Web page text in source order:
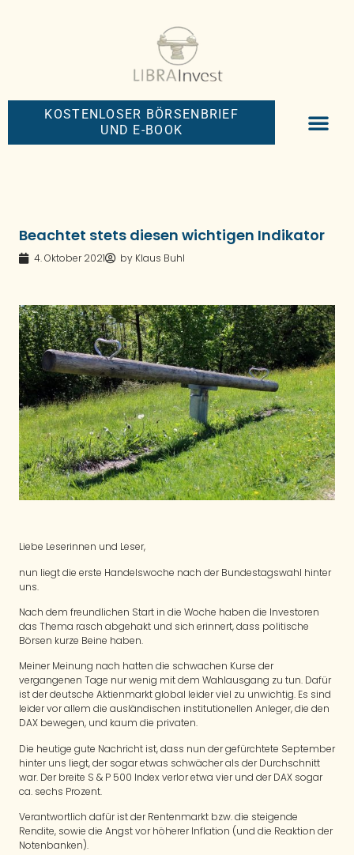
KOSTENLOSER BÖRSENBRIEF
UND E-BOOK
Beachtet stets diesen wichtigen Indikator
4. Oktober 2021 by Klaus Buhl
Liebe Leserinnen und Leser,
nun liegt die erste Handelswoche nach der Bundestagswahl hinter
uns.
Nach dem freundlichen Start in die Woche haben die Investoren
das Thema rasch abgehakt und sich erinnert, dass politische
Börsen kurze Beine haben.
Meiner Meinung nach hatten die schwachen Kurse der
vergangenen Tage nur wenig mit dem Wahlausgang zu tun. Dafür
ist der deutsche Aktienmarkt global leider viel zu unwichtig. Es sind
leider vor allem die ausländischen institutionellen Anleger, die den
DAX bewegen, und kaum die privaten.
Die heutige gute Nachricht ist, dass nun der gefürchtete September
hinter uns liegt, der sogar etwas schwächer als der Durchschnitt
war. Der breite S & P 500 Index verlor etwa vier und der DAX sogar
ca. sechs Prozent.
Verantwortlich dafür ist der Rentenmarkt bzw. die steigende
Rendite, sowie die Angst vor höherer Inflation (und die Reaktion der
Notenbanken).